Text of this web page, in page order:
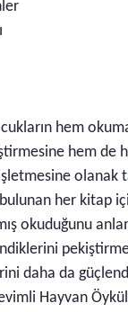
hem
hem de
olanak
her kitap
okuduğunu
daha da
Hayvan